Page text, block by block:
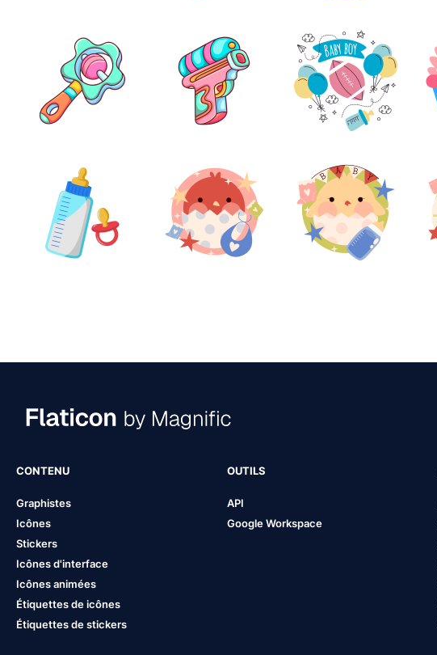
CONTENU
Graphistes
Icônes
Stickers
Icônes d'interface
Icônes animées
Étiquettes de icônes
Étiquettes de stickers
OUTILS
API
Google Workspace